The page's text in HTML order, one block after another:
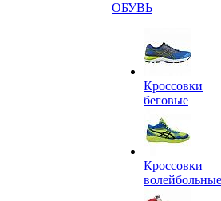
ОБУВЬ
Кроссовки
беговые
Кроссовки
волейбольные